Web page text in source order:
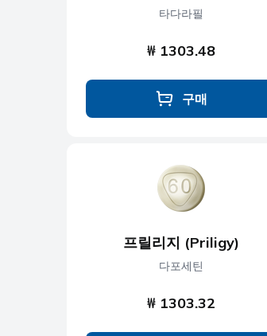
타다라필
₩ 1303.48
구매
프릴리지 (Priligy)
다포세틴
₩ 1303.32